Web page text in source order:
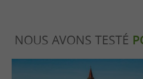
NOUS AVONS TESTÉ